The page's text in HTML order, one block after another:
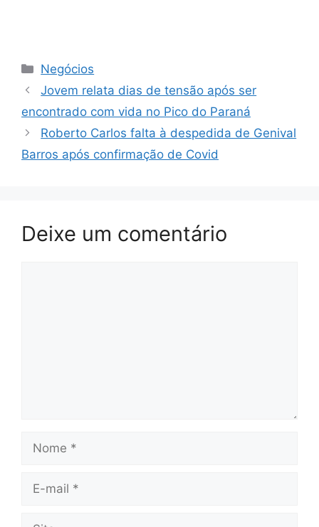
Categorias
Negócios
Jovem relata dias de tensão após ser
encontrado com vida no Pico do Paraná
Roberto Carlos falta à despedida de Genival
Barros após confirmação de Covid
Deixe um comentário
Nome
Site